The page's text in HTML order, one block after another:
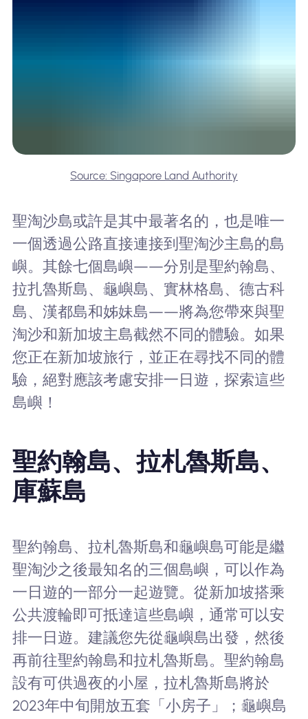
Source: Singapore Land Authority
聖淘沙島或許是其中最著名的，也是唯一
一個透過公路直接連接到聖淘沙主島的島
嶼。其餘七個島嶼——分別是聖約翰島、
拉扎魯斯島、龜嶼島、實林格島、德古科
島、漢都島和姊妹島——將為您帶來與聖
淘沙和新加坡主島截然不同的體驗。如果
您正在新加坡旅行，並正在尋找不同的體
驗，絕對應該考慮安排一日遊，探索這些
島嶼！
聖約翰島、拉札魯斯島、
庫蘇島
聖約翰島、拉札魯斯島和龜嶼島可能是繼
聖淘沙之後最知名的三個島嶼，可以作為
一日遊的一部分一起遊覽。從新加坡搭乘
公共渡輪即可抵達這些島嶼，通常可以安
排一日遊。建議您先從龜嶼島出發，然後
再前往聖約翰島和拉札魯斯島。聖約翰島
設有可供過夜的小屋，拉札魯斯島將於
2023年中旬開放五套「小房子」；龜嶼島